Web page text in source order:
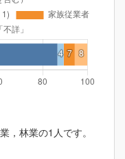
，林業の1人です。